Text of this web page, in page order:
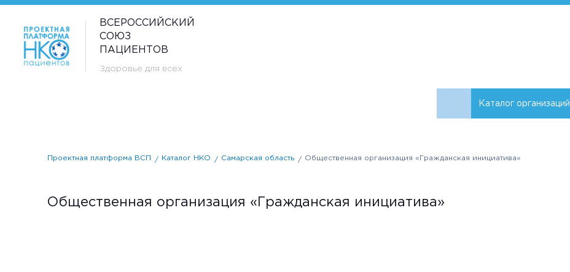
ВСЕРОССИЙСКИЙ
СОЮЗ
ПАЦИЕНТОВ
Здоровье для всех
Каталог организаций
Проектная платформа ВСП Каталог НКО Самарская область Общественная организация «Гражданская инициатива»
Общественная организация «Гражданская инициатива»